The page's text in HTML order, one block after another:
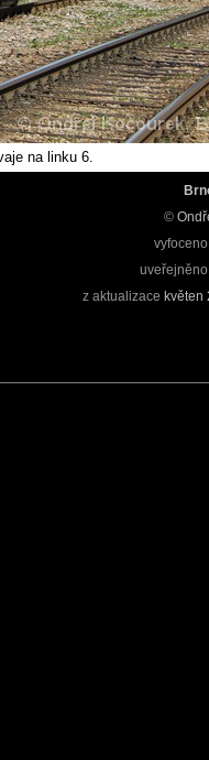
na linku 6.
©
vyfoceno
uveřejněno
z aktualizace květen